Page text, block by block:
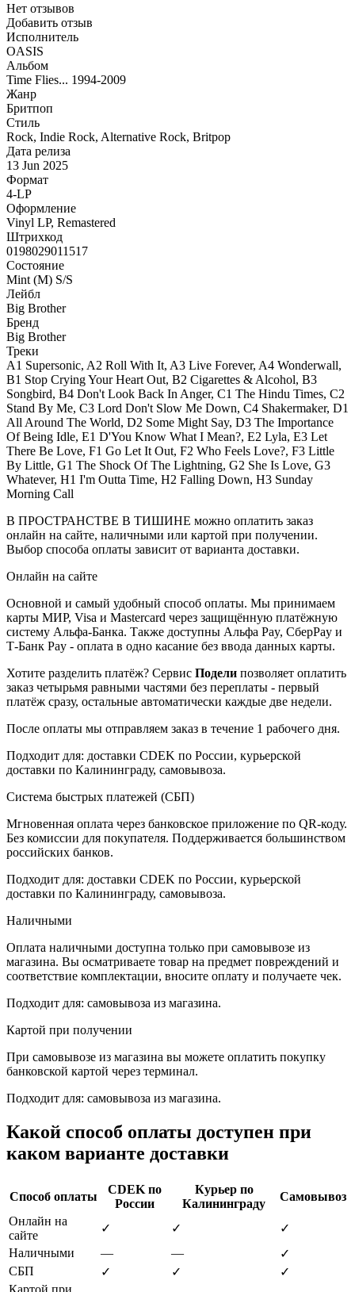
Нет отзывов
Добавить отзыв
Исполнитель
OASIS
Альбом
Time Flies... 1994-2009
Жанр
Бритпоп
Стиль
Rock, Indie Rock, Alternative Rock, Britpop
Дата релиза
13 Jun 2025
Формат
4-LP
Оформление
Vinyl LP, Remastered
Штрихкод
0198029011517
Состояние
Mint (M) S/S
Лейбл
Big Brother
Бренд
Big Brother
Треки
A1 Supersonic, A2 Roll With It, A3 Live Forever, A4 Wonderwall,
B1 Stop Crying Your Heart Out, B2 Cigarettes & Alcohol, B3
Songbird, B4 Don't Look Back In Anger, C1 The Hindu Times, C2
Stand By Me, C3 Lord Don't Slow Me Down, C4 Shakermaker, D1
All Around The World, D2 Some Might Say, D3 The Importance
Of Being Idle, E1 D'You Know What I Mean?, E2 Lyla, E3 Let
There Be Love, F1 Go Let It Out, F2 Who Feels Love?, F3 Little
By Little, G1 The Shock Of The Lightning, G2 She Is Love, G3
Whatever, H1 I'm Outta Time, H2 Falling Down, H3 Sunday
Morning Call
В ПРОСТРАНСТВЕ В ТИШИНЕ можно оплатить заказ
онлайн на сайте, наличными или картой при получении.
Выбор способа оплаты зависит от варианта доставки.
Онлайн на сайте
Основной и самый удобный способ оплаты. Мы принимаем
карты МИР, Visa и Mastercard через защищённую платёжную
систему Альфа-Банка. Также доступны Альфа Pay, СберPay и
Т-Банк Pay - оплата в одно касание без ввода данных карты.
Хотите разделить платёж? Сервис Подели позволяет оплатить
заказ четырьмя равными частями без переплаты - первый
платёж сразу, остальные автоматически каждые две недели.
После оплаты мы отправляем заказ в течение 1 рабочего дня.
Подходит для: доставки CDEK по России, курьерской
доставки по Калининграду, самовывоза.
Система быстрых платежей (СБП)
Мгновенная оплата через банковское приложение по QR-коду.
Без комиссии для покупателя. Поддерживается большинством
российских банков.
Подходит для: доставки CDEK по России, курьерской
доставки по Калининграду, самовывоза.
Наличными
Оплата наличными доступна только при самовывозе из
магазина. Вы осматриваете товар на предмет повреждений и
соответствие комплектации, вносите оплату и получаете чек.
Подходит для: самовывоза из магазина.
Картой при получении
При самовывозе из магазина вы можете оплатить покупку
банковской картой через терминал.
Подходит для: самовывоза из магазина.
Какой способ оплаты доступен при
каком варианте доставки
Способ оплаты
CDEK по
России
Курьер по
Калининграду
Самовывоз
Онлайн на
сайте
✓ ✓
✓
Наличными
— —
✓
СБП
✓ ✓
✓
Картой при